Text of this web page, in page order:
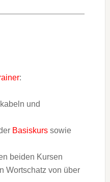
:
und
Basiskurssowie
beiden Kursen
Wortschatz von über